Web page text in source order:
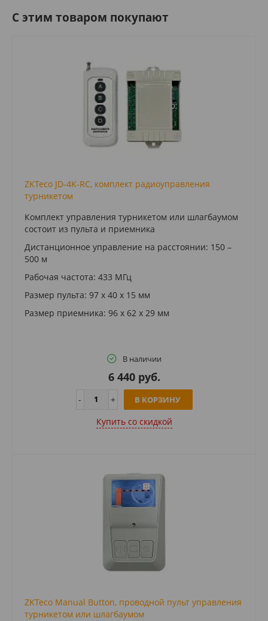
C этим товаром покупают
ZKTeco JD-4K-RC, комплект радиоуправления
турникетом
Комплект управления турникетом или шлагбаумом
состоит из пульта и приемника
Дистанционное управление на расстоянии: 150 –
500 м
Рабочая частота: 433 МГц
Размер пульта: 97 х 40 х 15 мм
Размер приемника: 96 х 62 х 29 мм
В наличии
6 440 руб.
В КОРЗИНУ
Купить cо скидкой
ZKTeco Manual Button, проводной пульт управления
турникетом или шлагбаумом